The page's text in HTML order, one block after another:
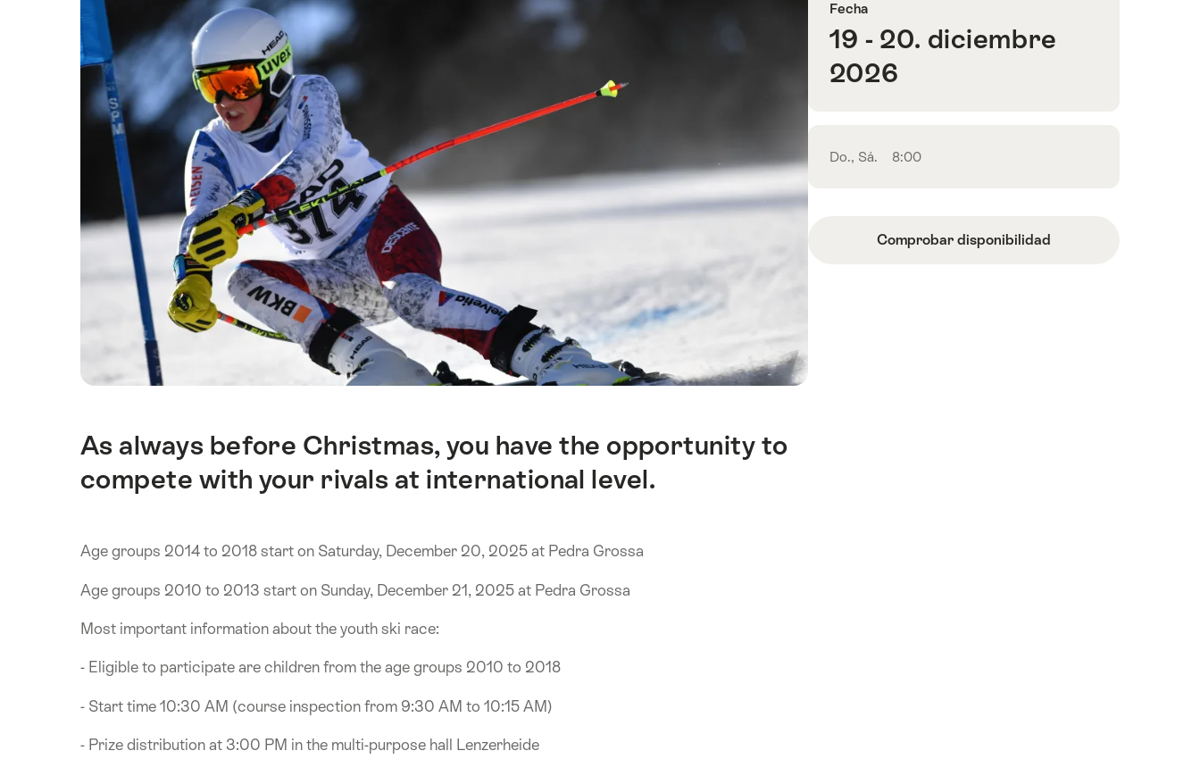
Introducción
As always before Christmas, you have the opportunity to
compete with your rivals at international level.
Age groups 2014 to 2018 start on Saturday, December 20, 2025 at Pedra Grossa
Age groups 2010 to 2013 start on Sunday, December 21, 2025 at Pedra Grossa
Most important information about the youth ski race:
- Eligible to participate are children from the age groups 2010 to 2018
- Start time 10:30 AM (course inspection from 9:30 AM to 10:15 AM)
- Prize distribution at 3:00 PM in the multi-purpose hall Lenzerheide
Fecha
19 - 20. diciembre
2026
Do., Sá. 8:00
Comprobar disponibilidad